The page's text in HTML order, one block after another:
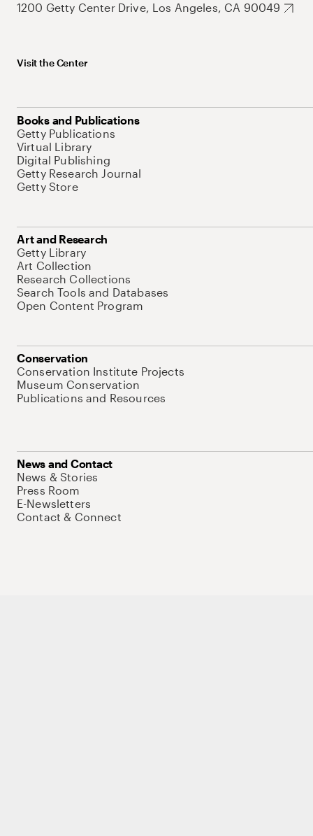
1200 Getty Center Drive, Los Angeles, CA 90049
Visit the Center
Books and Publications
Getty Publications
Virtual Library
Digital Publishing
Getty Research Journal
Getty Store
Art and Research
Getty Library
Art Collection
Research Collections
Search Tools and Databases
Open Content Program
Conservation
Conservation Institute Projects
Museum Conservation
Publications and Resources
News and Contact
News & Stories
Press Room
E-Newsletters
Contact & Connect